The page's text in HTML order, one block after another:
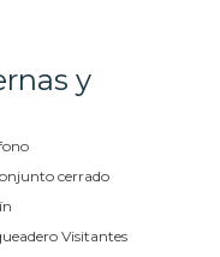
y
cerrado
Visitantes